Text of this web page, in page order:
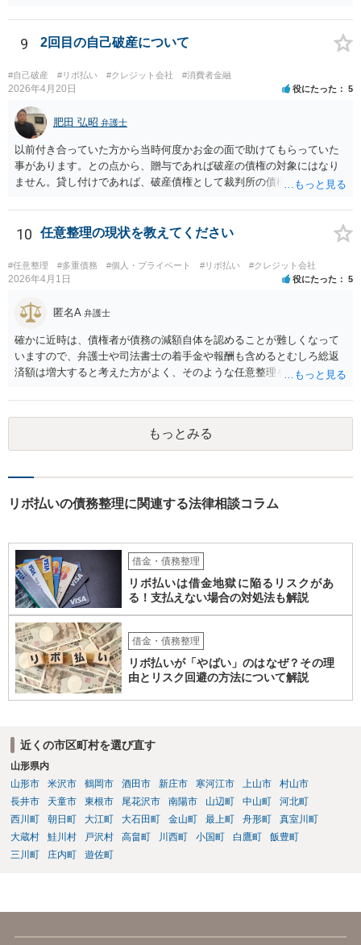
9 2回目の自己破産について
#自己破産 #リボ払い #クレジット会社 #消費者金融
2026年4月20日 役にたった 5
肥田 弘昭 弁護士
以前付き合っていた方から当時何度かお金の面で助けてもらっていた
事があります。との点から、贈与であれば破産の債権の対象にはなり
ません。貸し付けであれば、破産債権として裁判所の債権者一覧表に
思います。生活保護を受給後法テラスを利用する流れになるかと思い
ます。ご参考にしてください。
10 任意整理の現状を教えてください
#任意整理 #多重債務 #個人・プライベート #リボ払い #クレジット会社
2026年4月1日 役にたった 5
匿名A 弁護士
確かに近時は、債権者が債務の減額自体を認めることが難しくなって
いますので、弁護士や司法書士の着手金や報酬も含めるとむしろ総返
済額は増大すると考えた方がよく、そのような任意整理をしてかえっ
います。 特に「オーバーローンでない不動産」や「売ると高く売却さ
れる自動車」、「２０万円を超える保険解約返戻金がある保険」など
の資産がなければ、個人再生か自己破産を検討する方が良いと思われ
ます。 このような資産があってもなくても、ココナラで最寄りの債務
もっとみる
リボ払いの債務整理に関連する法律相談コラム
借金・債務整理
リボ払いは借金地獄に陥るリスクがあ
る！支払えない場合の対処法も解説
借金・債務整理
リボ払いが「やばい」のはなぜ？その理
由とリスク回避の方法について解説
近くの市区町村を選び直す
山形県内
山形市
米沢市 鶴岡市 酒田市 新庄市 寒河江市 上山市
村山市
長井市
天童市 東根市 尾花沢市 南陽市 山辺町 中山町
河北町
西川町
朝日町 大江町 大石田町 金山町 最上町 舟形町
真室川町
大蔵村
鮭川村 戸沢村 高畠町 川西町 小国町 白鷹町
飯豊町
三川町
庄内町 遊佐町